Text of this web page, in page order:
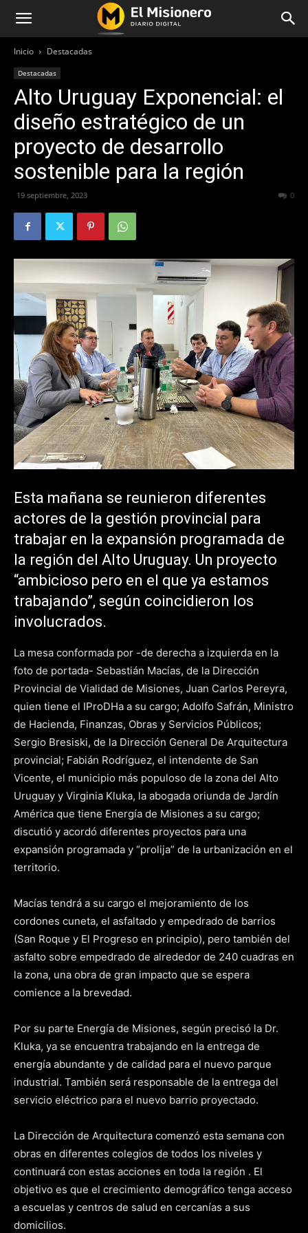
Inicio Destacadas
Destacadas
Alto Uruguay Exponencial: el
diseño estratégico de un
proyecto de desarrollo
sostenible para la región
19 septiembre, 2023 0
Esta mañana se reunieron diferentes
actores de la gestión provincial para
trabajar en la expansión programada de
la región del Alto Uruguay. Un proyecto
“ambicioso pero en el que ya estamos
trabajando”, según coincidieron los
involucrados.
La mesa conformada por -de derecha a izquierda en la
foto de portada- Sebastián Macías, de la Dirección
Provincial de Vialidad de Misiones, Juan Carlos Pereyra,
quien tiene el IProDHa a su cargo; Adolfo Safrán, Ministro
de Hacienda, Finanzas, Obras y Servicios Públicos;
Sergio Bresiski, de la Dirección General De Arquitectura
provincial; Fabián Rodríguez, el intendente de San
Vicente, el municipio más populoso de la zona del Alto
Uruguay y Virginia Kluka, la abogada oriunda de Jardín
América que tiene Energía de Misiones a su cargo;
discutió y acordó diferentes proyectos para una
expansión programada y “prolija” de la urbanización en el
territorio.
Macías tendrá a su cargo el mejoramiento de los
cordones cuneta, el asfaltado y empedrado de barrios
(San Roque y El Progreso en principio), pero también del
asfalto sobre empedrado de alrededor de 240 cuadras en
la zona, una obra de gran impacto que se espera
comience a la brevedad.
Por su parte Energía de Misiones, según precisó la Dr.
Kluka, ya se encuentra trabajando en la entrega de
energía abundante y de calidad para el nuevo parque
industrial. También será responsable de la entrega del
servicio eléctrico para el nuevo barrio proyectado.
La Dirección de Arquitectura comenzó esta semana con
obras en diferentes colegios de todos los niveles y
continuará con estas acciones en toda la región . El
objetivo es que el crecimiento demográfico tenga acceso
a escuelas y centros de salud en cercanías a sus
domicilios.